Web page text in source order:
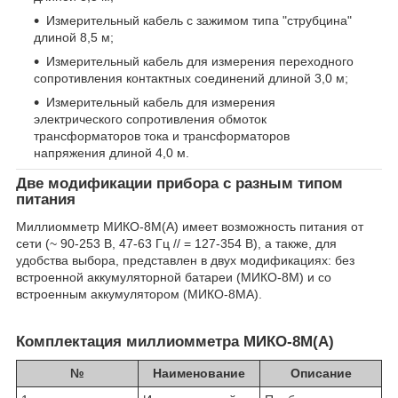
Измерительный кабель с зажимом типа "струбцина"
длиной 8,5 м;
Измерительный кабель для измерения переходного
сопротивления контактных соединений длиной 3,0 м;
Измерительный кабель для измерения
электрического сопротивления обмоток
трансформаторов тока и трансформаторов
напряжения длиной 4,0 м.
Две модификации прибора с разным типом
питания
Миллиомметр МИКО-8М(А) имеет возможность питания от
сети (~ 90-253 В, 47-63 Гц // = 127-354 В), а также, для
удобства выбора, представлен в двух модификациях: без
встроенной аккумуляторной батареи (МИКО-8М) и со
встроенным аккумулятором (МИКО-8МА).
Комплектация миллиомметра МИКО-8М(А)
№ Наименование
Описание